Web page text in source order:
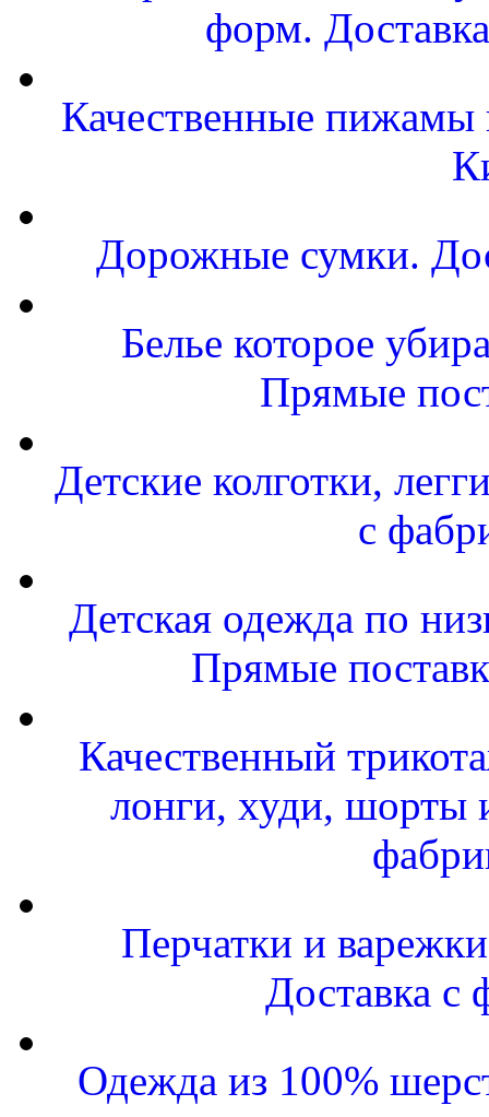
форм.
Качественные пижамы
Дорожные сумки.
Белье которое
Прямые
Детские колготки,
с
Детская одежда по
Прямые
Качественный
лонги, худи, шорты
Перчатки и
Доставка с
Одежда из 100%